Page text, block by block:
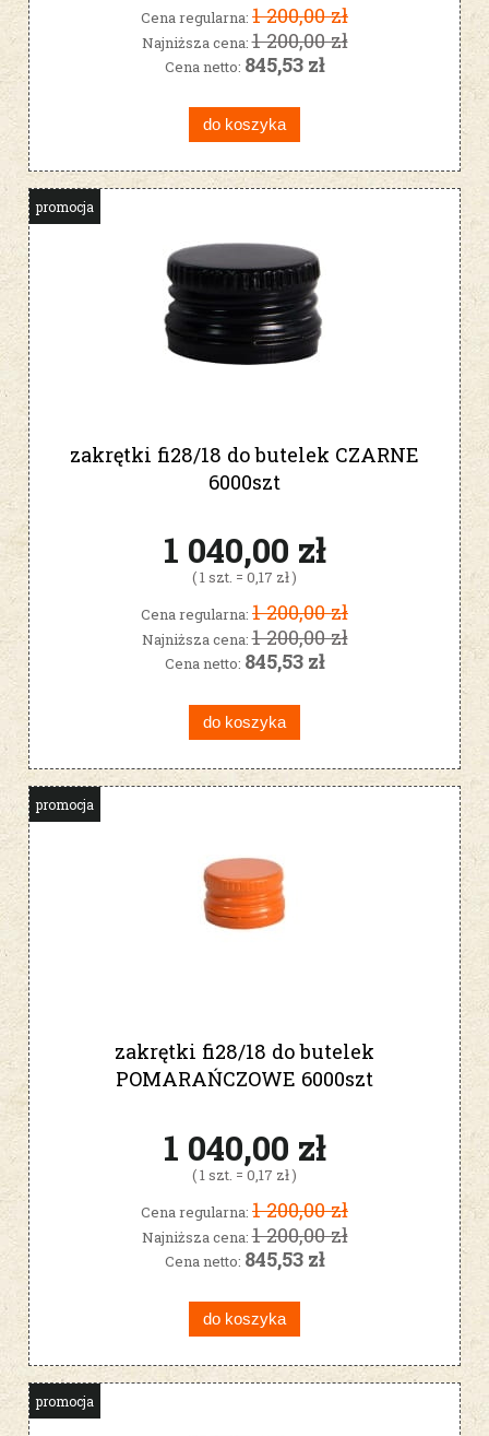
Cena regularna: 1 200,00 zł
Najniższa cena:1 200,00 zł
Cena netto: 845,53 zł
do koszyka
zakrętki fi28/18 do butelek CZARNE
6000szt
1 040,00 zł
( 1 szt. = 0,17 zł )
Cena regularna: 1 200,00 zł
Najniższa cena:1 200,00 zł
Cena netto: 845,53 zł
do koszyka
promocja
zakrętki fi28/18 do butelek
POMARAŃCZOWE 6000szt
1 040,00 zł
( 1 szt. = 0,17 zł )
Cena regularna: 1 200,00 zł
Najniższa cena:1 200,00 zł
Cena netto: 845,53 zł
do koszyka
promocja
promocja